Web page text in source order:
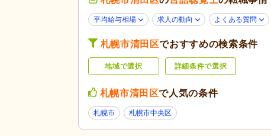
だわり
ハローワーク求人を除く(3)
勤務形態 残業ほぼなし(4)
応募資格 言語聴覚士(6)
週休2日
平均給与相場 求人の動向 よくある質問
札幌市清田区でおすすめの検索条件
地域で選択 詳細条件で選択
札幌市清田区で人気の条件
札幌市 札幌市中央区